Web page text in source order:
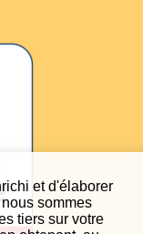
et d'élaborer
sommes
tiers sur votre